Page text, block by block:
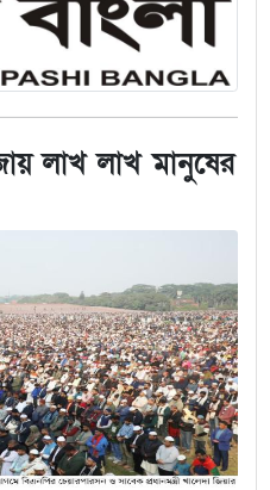
লাখ লাখ মানুষের